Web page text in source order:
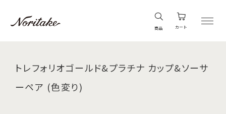
商品 カート
トレフォリオゴールド&プラチナ カップ&ソーサ
ーペア (色変り)